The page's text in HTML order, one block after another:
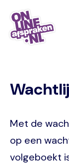
Naar
hoofdinhoud
Met de
op een
volgeboekt